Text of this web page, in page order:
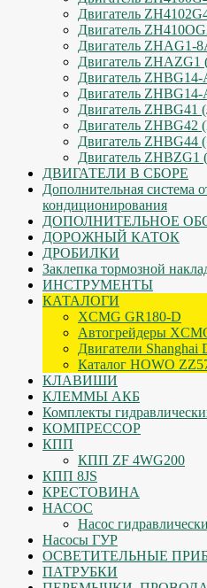
Двигатель
Двигатель
Двигатель ZHAG1-
Двигатель ZHAZG1
Двигатель
Двигатель
Двигатель ZHBG41
Двигатель ZHBG42
Двигатель ZHBG44
Двигатель ZHBZG1
ДВИГАТЕЛИ В СБОРЕ
Дополнительная система
кондиционирования
ДОПОЛНИТЕЛЬНОЕ
ДОРОЖНЫЙ КАТОК
ДРОБИЛКИ
Заклепка тормозной
ИНСТРУМЕНТЫ
КАТАЛОГИ
XCMG GR180-D
Автогрейдеры
Двигатели Shanghai
Каталог HOWO
КЛАВИШИ
КЛЕММЫ АКБ
Комплекты
КОМПРЕССОР
КПП
КПП ZF 4WG200
КПП 8JS
КРЕСТОВИНА
НАСОС
Насос
Насосы ГУР
ОСВЕТИТЕЛЬНЫЕ
ПАТРУБКИ